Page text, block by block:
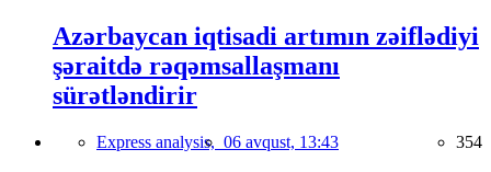
Azərbaycan iqtisadi artımın zəiflədiyi
şəraitdə rəqəmsallaşmanı
sürətləndirir
Express analysis, 06 avqust, 13:43 354